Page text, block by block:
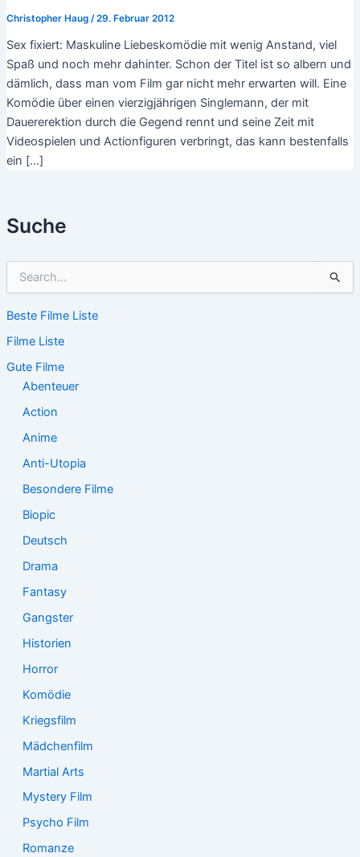
Suche
h
n
n
Beste Filme Liste
Filme Liste
Gute Filme
Abenteuer
Action
Anime
Anti-Utopia
Besondere Filme
Biopic
Deutsch
Drama
Fantasy
Gangster
Historien
Horror
Komödie
Kriegsfilm
Mädchenfilm
Martial Arts
Mystery Film
Psycho Film
Romanze
Christopher Haug /29. Februar 2012
Sex fixiert: Maskuline Liebeskomödie mit wenig Anstand, viel
Spaß und noch mehr dahinter. Schon der Titel ist so albern und
dämlich, dass man vom Film gar nicht mehr erwarten will. Eine
Komödie über einen vierzigjährigen Singlemann, der mit
Dauererektion durch die Gegend rennt und seine Zeit mit
Videospielen und Actionfiguren verbringt, das kann bestenfalls
ein […]